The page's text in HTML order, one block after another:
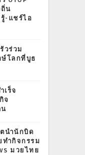
น
-แชร์ไอ
วร่วม
โลกที่บูธ
เร็จ
จ
นำนักบิด
ำกิจกรรม
มวยไทย